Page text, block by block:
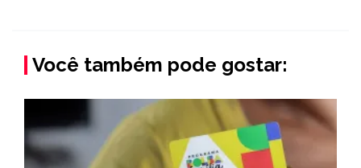
Você também pode gostar: